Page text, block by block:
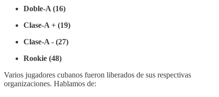
Doble-A (16)
Clase-A + (19)
Clase-A - (27)
Rookie (48)
Varios jugadores cubanos fueron liberados de sus respectivas
organizaciones. Hablamos de: